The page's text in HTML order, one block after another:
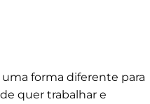
forma diferente para
quer trabalhar e